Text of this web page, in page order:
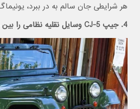
هر شرایطی جان سالم به در ببرد،
4. جیپ CJ-5 وسایل نقلیه نظامی را بین مردم آورد